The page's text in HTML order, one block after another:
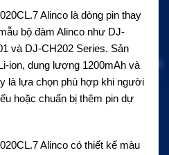
Alinco là dòng pin thay
bộ đàm Alinco như DJ-
và DJ-CH202 Series. Sản
ion, dung lượng 1200mAh và
là lựa chọn phù hợp khi người
hoặc chuẩn bị thêm pin dự
Alinco có thiết kế màu